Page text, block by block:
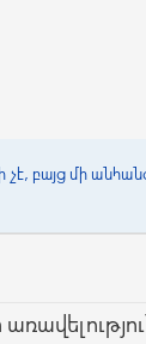
բայց մի